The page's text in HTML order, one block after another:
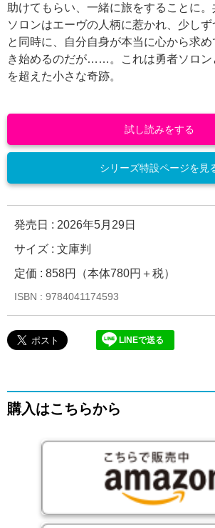
助けてもらい、一緒に旅をすることに
ソロンはエーヴの人柄に惹かれ、少し
と同時に、自分自身が本当に心から求
き始めるのだが……。これは勇者ソロン
を超えた小さな奇跡。
発売日 : 2026年5月29日
サイズ : 文庫判
定価 : 858円（本体780円＋税）
ISBN : 9784041174593
LINEで送る
試し読みをする
シリーズ特設ページを見
購入はこちらから